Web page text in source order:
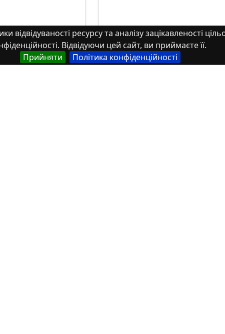
ресурсу та аналізу зацікавленості
Відвідуючи цей сайт, ви приймаєте її.
Прийняти
Політика конфіденційності